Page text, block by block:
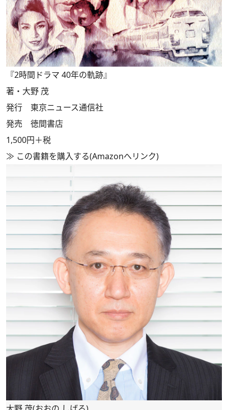
『2時間ドラマ 40年の軌跡』
著・大野 茂
発行 東京ニュース通信社
発売 徳間書店
1,500円＋税
≫ この書籍を購入する(Amazonへリンク)